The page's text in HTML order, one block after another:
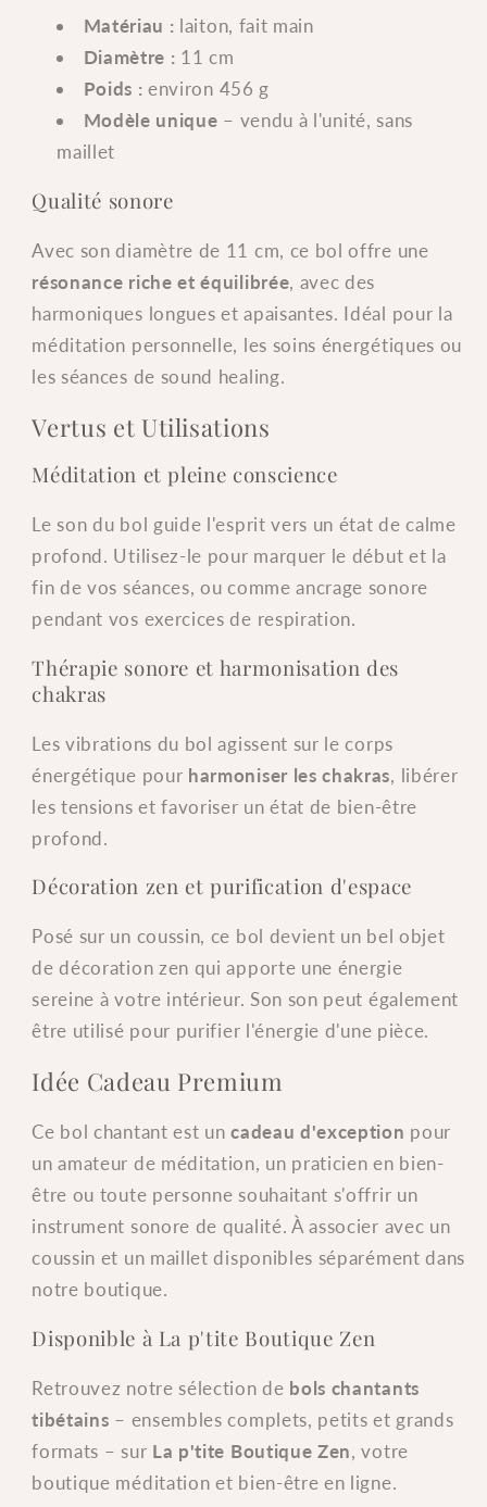
Matériau : laiton, fait main
Diamètre : 11 cm
Poids : environ 456 g
Modèle unique – vendu à l'unité, sans
maillet
Qualité sonore
Avec son diamètre de 11 cm, ce bol offre une
résonance riche et équilibrée, avec des
harmoniques longues et apaisantes. Idéal pour la
méditation personnelle, les soins énergétiques ou
les séances de sound healing.
Vertus et Utilisations
Méditation et pleine conscience
Le son du bol guide l'esprit vers un état de calme
profond. Utilisez-le pour marquer le début et la
fin de vos séances, ou comme ancrage sonore
pendant vos exercices de respiration.
Thérapie sonore et harmonisation des
chakras
Les vibrations du bol agissent sur le corps
énergétique pour harmoniser les chakras, libérer
les tensions et favoriser un état de bien-être
profond.
Décoration zen et purification d'espace
Posé sur un coussin, ce bol devient un bel objet
de décoration zen qui apporte une énergie
sereine à votre intérieur. Son son peut également
être utilisé pour purifier l'énergie d'une pièce.
Idée Cadeau Premium
Ce bol chantant est uncadeau d'exception pour
un amateur de méditation, un praticien en bien-
être ou toute personne souhaitant s'offrir un
instrument sonore de qualité. À associer avec un
coussin et un maillet disponibles séparément dans
notre boutique.
Disponible à La p'tite Boutique Zen
Retrouvez notre sélection de bols chantants
tibétains – ensembles complets, petits et grands
formats – sur La p'tite Boutique Zen, votre
boutique méditation et bien-être en ligne.